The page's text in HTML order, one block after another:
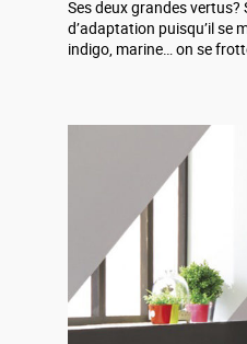
Ses deux grandes
d’adaptation puisqu’il se
indigo, marine… on se